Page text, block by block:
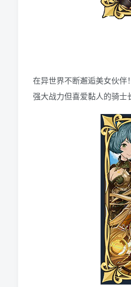
在异世界不断邂逅美女伙
强大战力但喜爱黏人的骑